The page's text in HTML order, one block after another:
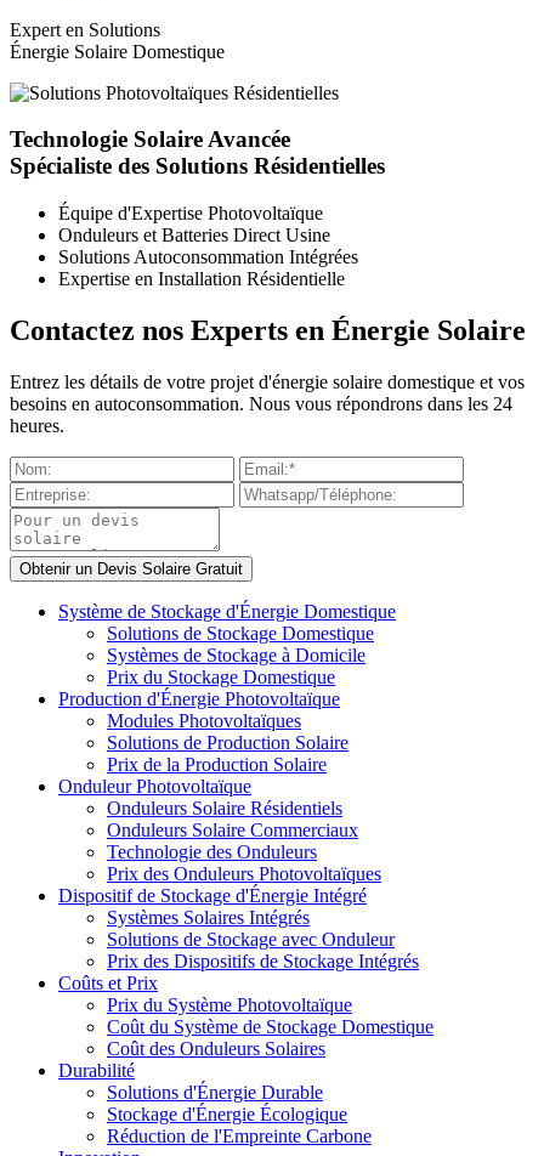
Expert en Solutions
Énergie Solaire Domestique
Technologie Solaire Avancée
Spécialiste des Solutions Résidentielles
Équipe d'Expertise Photovoltaïque
Onduleurs et Batteries Direct Usine
Solutions Autoconsommation Intégrées
Expertise en Installation Résidentielle
Contactez nos Experts en Énergie Solaire
Entrez les détails de votre projet d'énergie solaire domestique et vos
besoins en autoconsommation. Nous vous répondrons dans les 24
heures.
Système de Stockage d'Énergie Domestique
Solutions de Stockage Domestique
Systèmes de Stockage à Domicile
Prix du Stockage Domestique
Production d'Énergie Photovoltaïque
Modules Photovoltaïques
Solutions de Production Solaire
Prix de la Production Solaire
Onduleur Photovoltaïque
Onduleurs Solaire Résidentiels
Onduleurs Solaire Commerciaux
Technologie des Onduleurs
Prix des Onduleurs Photovoltaïques
Dispositif de Stockage d'Énergie Intégré
Systèmes Solaires Intégrés
Solutions de Stockage avec Onduleur
Prix des Dispositifs de Stockage Intégrés
Coûts et Prix
Prix du Système Photovoltaïque
Coût du Système de Stockage Domestique
Coût des Onduleurs Solaires
Durabilité
Solutions d'Énergie Durable
Stockage d'Énergie Écologique
Réduction de l'Empreinte Carbone